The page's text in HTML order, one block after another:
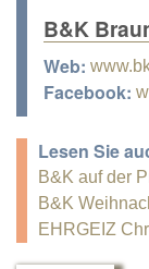
B&K
Web:
Facebook:
Lesen Sie
B&K auf der
B&K
EHRGEIZ